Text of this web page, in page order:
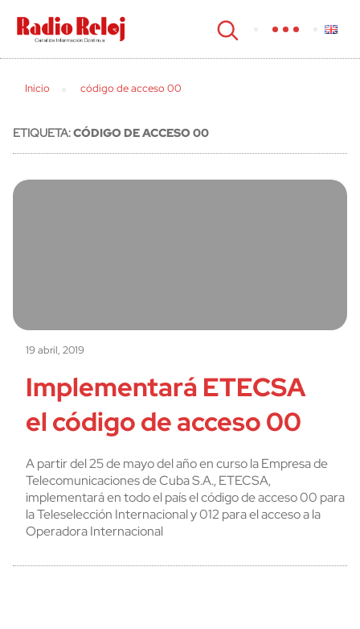
cerrar
Inicio código de acceso 00
ETIQUETA:CÓDIGO DE ACCESO 00
19 abril, 2019
Implementará ETECSA
el código de acceso 00
A partir del 25 de mayo del año en curso la Empresa de
Telecomunicaciones de Cuba S.A., ETECSA,
implementará en todo el país el código de acceso 00 para
la Teleselección Internacional y 012 para el acceso a la
Operadora Internacional